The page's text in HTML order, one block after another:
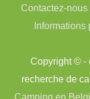
Contactez-nous
Informations
Copyright © -
recherche de
Camping en